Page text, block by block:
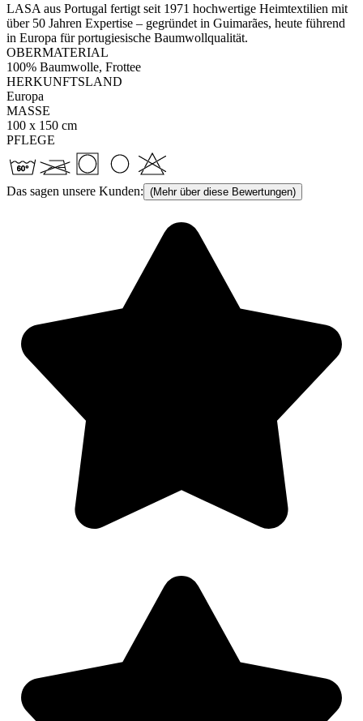
LASA aus Portugal fertigt seit 1971 hochwertige Heimtextilien mit
über 50 Jahren Expertise – gegründet in Guimarães, heute führend
in Europa für portugiesische Baumwollqualität.
OBERMATERIAL
100% Baumwolle, Frottee
HERKUNFTSLAND
Europa
MASSE
100 x 150 cm
PFLEGE
Das sagen unsere Kunden: (Mehr über diese Bewertungen)